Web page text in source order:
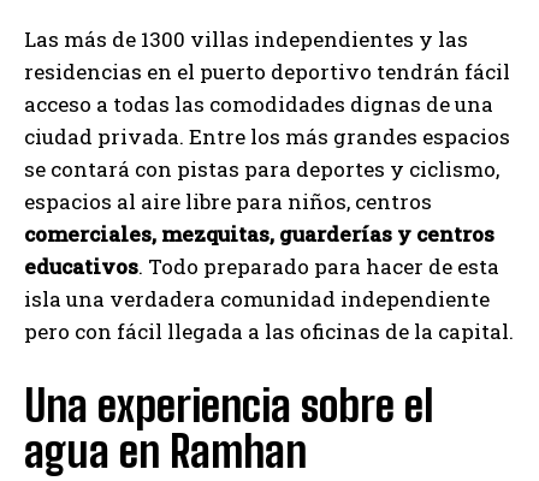
Las más de 1300 villas independientes y las
residencias en el puerto deportivo tendrán fácil
acceso a todas las comodidades dignas de una
ciudad privada. Entre los más grandes espacios
se contará con pistas para deportes y ciclismo,
espacios al aire libre para niños, centros
comerciales, mezquitas, guarderías y centros
educativos. Todo preparado para hacer de esta
isla una verdadera comunidad independiente
pero con fácil llegada a las oficinas de la capital.
Una experiencia sobre el
agua en Ramhan